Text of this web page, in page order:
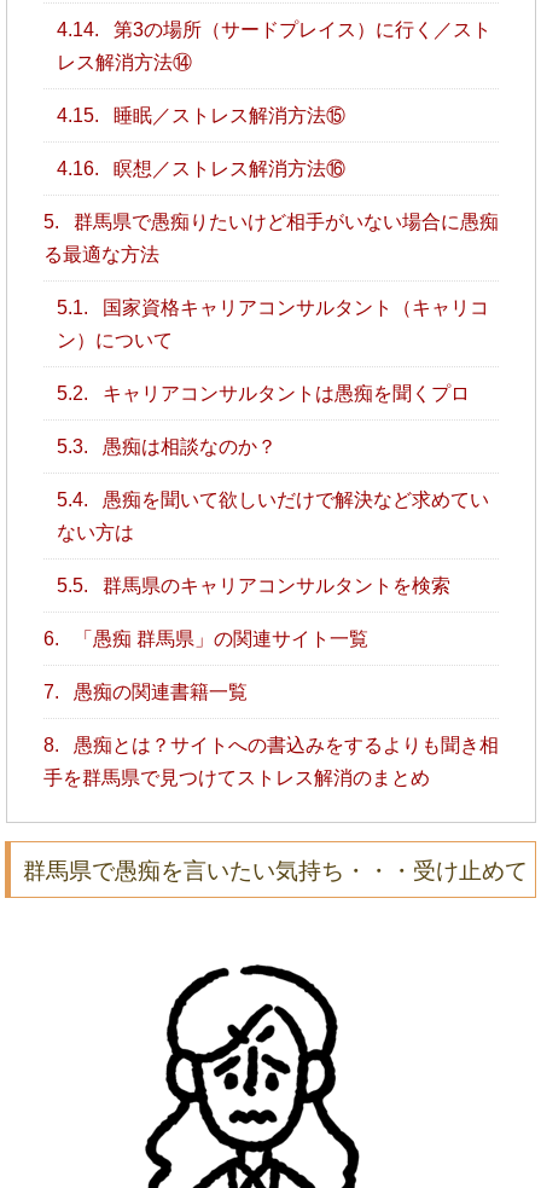
4.14.
第3の場所（サードプレイス）に行く／スト
レス解消方法⑭
4.15. 睡眠／ストレス解消方法⑮
4.16. 瞑想／ストレス解消方法⑯
5.
群馬県で愚痴りたいけど相手がいない場合に愚痴
る最適な方法
5.1.
国家資格キャリアコンサルタント（キャリコ
ン）について
5.2. キャリアコンサルタントは愚痴を聞くプロ
5.3. 愚痴は相談なのか？
5.4.
愚痴を聞いて欲しいだけで解決など求めてい
ない方は
5.5. 群馬県のキャリアコンサルタントを検索
6. 「愚痴 群馬県」の関連サイト一覧
7. 愚痴の関連書籍一覧
8.
愚痴とは？サイトへの書込みをするよりも聞き相
手を群馬県で見つけてストレス解消のまとめ
群馬県で愚痴を言いたい気持ち・・・受け止めて